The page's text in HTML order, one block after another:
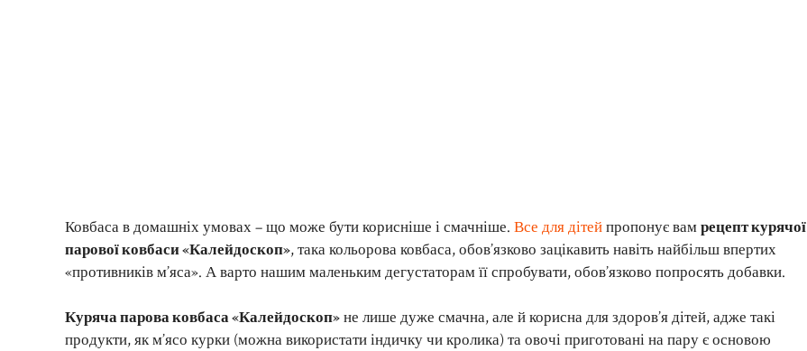
Ковбаса в домашніх умовах – що може бути корисніше і смачніше. Все для дітейпропонує вамрецепт курячої
парової ковбаси «Калейдоскоп», така кольорова ковбаса, обов’язково зацікавить навіть найбільш впертих
«противників м’яса». А варто нашим маленьким дегустаторам її спробувати, обов’язково попросять добавки.
Куряча парова ковбаса «Калейдоскоп»не лише дуже смачна, але й корисна для здоров’я дітей, адже такі
продукти, як м’ясо курки (можна використати індичку чи кролика) та овочі приготовані на пару є основою